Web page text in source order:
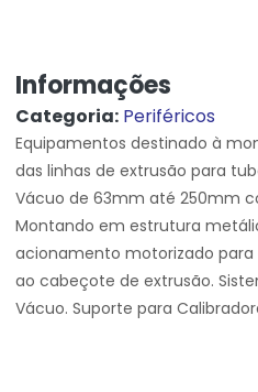
Informações
Categoria: Periféricos
Equipamentos destinado à
das linhas de extrusão para
Vácuo de 63mm até 250mm
Montando em estrutura
acionamento motorizado
ao cabeçote de extrusão.
Vácuo. Suporte para